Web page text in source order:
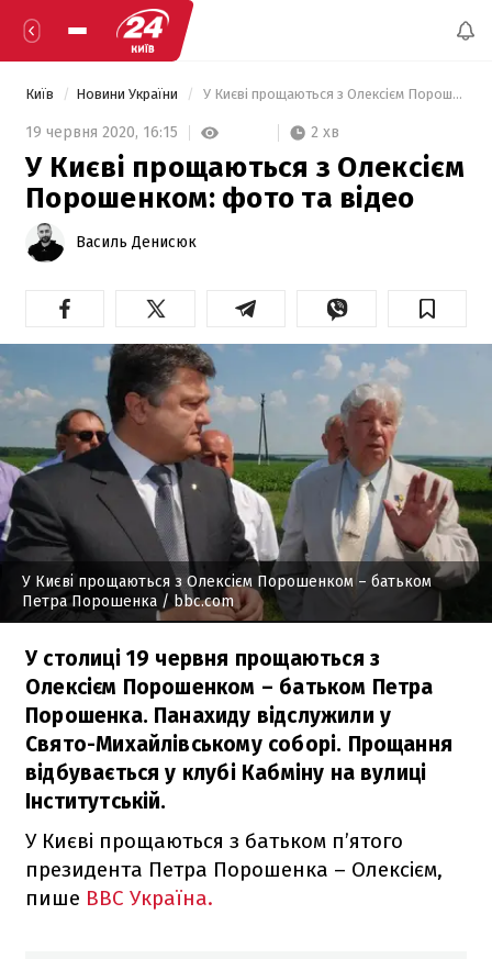
Київ Новини України У Києві прощаються з Олексієм Порошенком: фото та відео
19 червня 2020, 16:15 2 хв
У Києві прощаються з Олексієм
Порошенком: фото та відео
Василь Денисюк
У Києві прощаються з Олексієм Порошенком – батьком
Петра Порошенка / bbc.com
У столиці 19 червня прощаються з
Олексієм Порошенком – батьком Петра
Порошенка. Панахиду відслужили у
Свято-Михайлівському соборі. Прощання
відбувається у клубі Кабміну на вулиці
Інститутській.
У Києві прощаються з батьком п’ятого
президента Петра Порошенка – Олексієм,
пише BBC Україна.